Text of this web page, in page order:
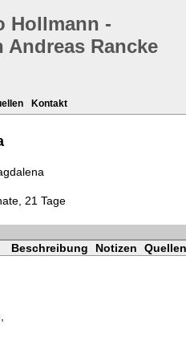
Hollmann -
Andreas Rancke
Kontakt
21 Tage
Beschreibung Notizen
Quellen